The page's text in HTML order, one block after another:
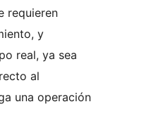
requieren
y
real, ya sea
al
una operación